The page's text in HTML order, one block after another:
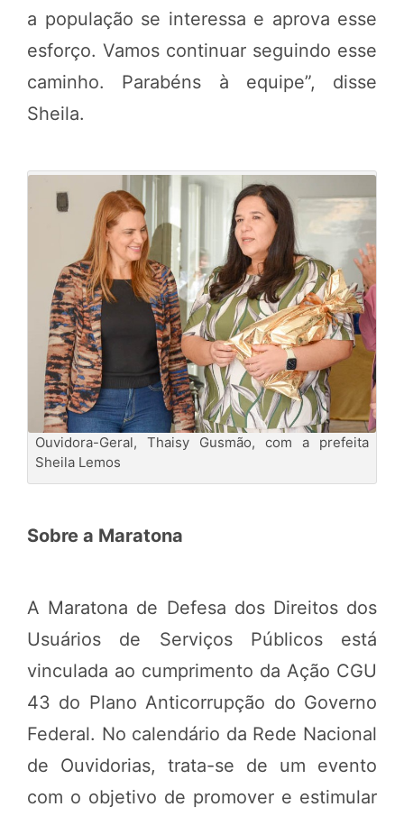
a população se interessa e aprova esse
esforço. Vamos continuar seguindo esse
caminho. Parabéns à equipe”, disse
Sheila.
Ouvidora-Geral, Thaisy Gusmão, com a prefeita
Sheila Lemos
Sobre a Maratona
A Maratona de Defesa dos Direitos dos
Usuários de Serviços Públicos está
vinculada ao cumprimento da Ação CGU
43 do Plano Anticorrupção do Governo
Federal. No calendário da Rede Nacional
de Ouvidorias, trata-se de um evento
com o objetivo de promover e estimular